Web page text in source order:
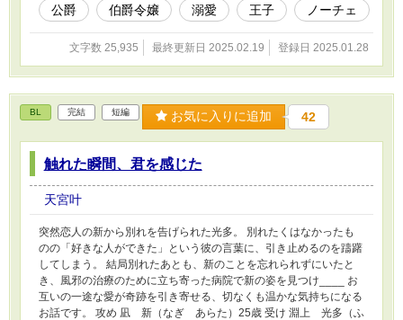
フェリクスに呼び止められてしまう。 さらにル
とがわかり── 無能だと馬鹿にされてきた令嬢
が、天才魔法使いの公爵の力を借りて、強く成
長していくファンタジーラブロマンスです！ よ
ろしくお願いします(●´ω｀●)
公爵
伯爵令嬢 溺愛 王子 ノーチェ
文字数 25,935 最終更新日 2025.02.19 登録日 2025.01.28
BL 完結 短編 お気に入りに追加 42
触れた瞬間、君を感じた
天宮叶
突然恋人の新から別れを告げられた光多。 別れたくはなかったも
のの「好きな人ができた」という彼の言葉に、引き止めるのを躊躇
してしまう。 結局別れたあとも、新のことを忘れられずにいたと
き、風邪の治療のために立ち寄った病院で新の姿を見つけ____ お
互いの一途な愛が奇跡を引き寄せる、切なくも温かな気持ちになる
お話です。 攻め 凪 新（なぎ あらた）25歳 受け 淵上 光多（ふ